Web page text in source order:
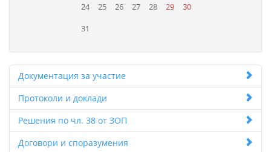
24
25 26 27 28 29
30
31
Документация за участие
Протоколи и доклади
Решения по чл. 38 от ЗОП
Договори и споразумения